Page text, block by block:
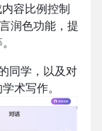
容比例控制
润色功能，提
同学，以及对
术写作。